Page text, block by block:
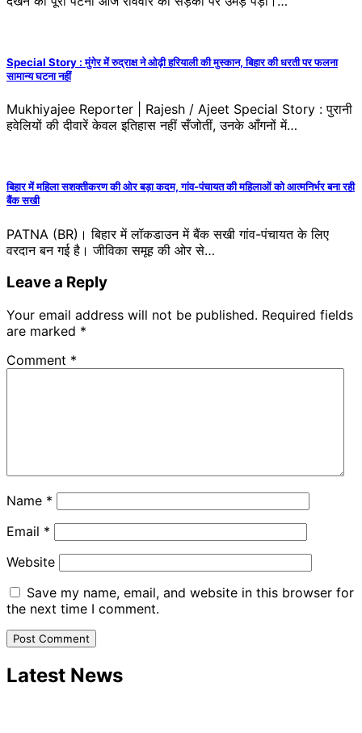
Special Story : मुंगेर में रुद्राक्ष ने ओढ़ी हरियाली की मुस्कान, बिहार की धरती पर फलना
सामान्य घटना नहीं
Mukhiyajee Reporter | Rajesh / Ajeet Special Story : पुरानी
हवेलियों की दीवारें केवल इतिहास नहीं सँजोतीं, उनके आँगनों में…
बिहार में महिला सशक्तीकरण की ओर बड़ा कदम, गांव-पंचायत की महिलाओं को आत्मनिर्भर बना रही
बैंक सखी
PATNA (BR)। बिहार में लॉकडाउन में बैंक सखी गांव-पंचायत के लिए
वरदान बन गई है। जीविका समूह की ओर से…
Leave a Reply
Your email address will not be published. Required fields
are marked *
Comment *
Name *
Email *
Website
Save my name, email, and website in this browser for
the next time I comment.
Latest News